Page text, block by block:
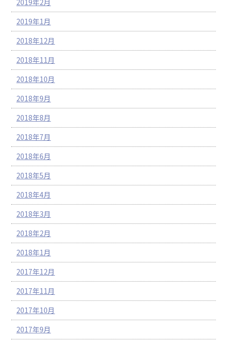
2019年1月
2018年12月
2018年11月
2018年10月
2018年9月
2018年8月
2018年7月
2018年6月
2018年5月
2018年4月
2018年3月
2018年2月
2018年1月
2017年12月
2017年11月
2017年10月
2017年9月